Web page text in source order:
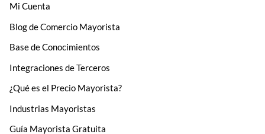
Mi Cuenta
Blog de Comercio Mayorista
Base de Conocimientos
Integraciones de Terceros
¿Qué es el Precio Mayorista?
Industrias Mayoristas
Guía Mayorista Gratuita